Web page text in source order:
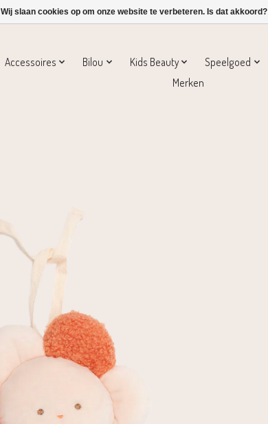
Accessoires Bilou Kids Beauty Speelgoed
Merken
Wij slaan cookies op om onze website te verbeteren. Is dat akkoord?